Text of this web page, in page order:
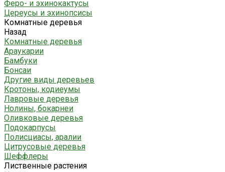
Феро- и эхинокактусы
Цереусы и эхинопсисы
Комнатные деревья
Назад
Комнатные деревья
Араукарии
Бамбуки
Бонсаи
Другие виды деревьев
Кротоны, кодиеумы
Лавровые деревья
Нолины, бокарнеи
Оливковые деревья
Подокарпусы
Полисциасы, аралии
Цитрусовые деревья
Шеффлеры
Лиственные растения